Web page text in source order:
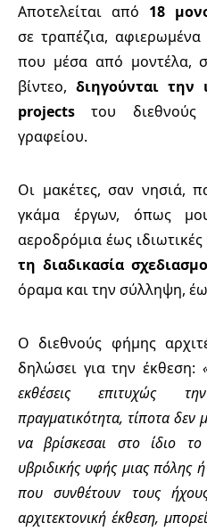
Αποτελείται από 18
σε τραπέζια,
που μέσα από μοντέλα,
βίντεο, διηγούνται την
projects του διεθνούς
γραφείου.
Οι μακέτες, σαν νησιά,
γκάμα έργων, όπως
αεροδρόμια έως ιδιωτικές
τη διαδικασία
όραμα και την σύλληψη,
Ο διεθνούς φήμης
δηλώσει για την έκθεση:
εκθέσεις επιτυχώς
πραγματικότητα, τίποτα δεν
να βρίσκεσαι στο ίδιο
υβριδικής υφής μιας
που συνθέτουν τους
αρχιτεκτονική έκθεση,